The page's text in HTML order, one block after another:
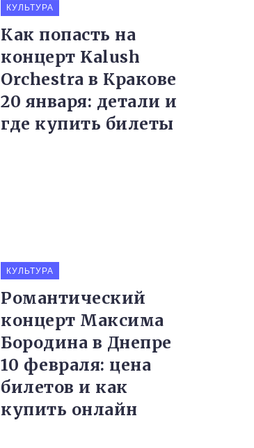
КУЛЬТУРА
Как попасть на
концерт Kalush
Orchestra в Кракове
20 января: детали и
где купить билеты
КУЛЬТУРА
Романтический
концерт Максима
Бородина в Днепре
10 февраля: цена
билетов и как
купить онлайн